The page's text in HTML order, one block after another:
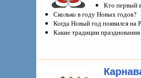
Кто первый
Сколько в году Новых годов?
Когда Новый год появился на
Какие традиции